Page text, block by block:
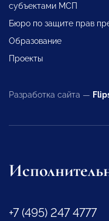
субъектами МСП
Бюро по защите прав
Образование
Проекты
Разработка сайта —
+7 (495) 247 4777